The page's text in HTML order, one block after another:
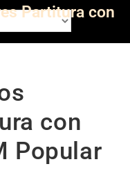
Partitura con
con
Popular